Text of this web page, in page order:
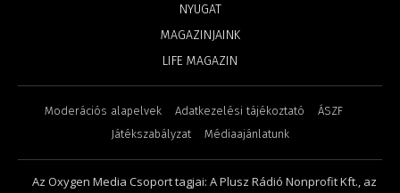
NYUGAT
MAGAZINJAINK
LIFE MAGAZIN
Moderációs alapelvek Adatkezelési tájékoztató
ÁSZF
Játékszabályzat
Médiaajánlatunk
Az Oxygen Media Csoport tagjai: A Plusz Rádió Nonprofit Kft., az